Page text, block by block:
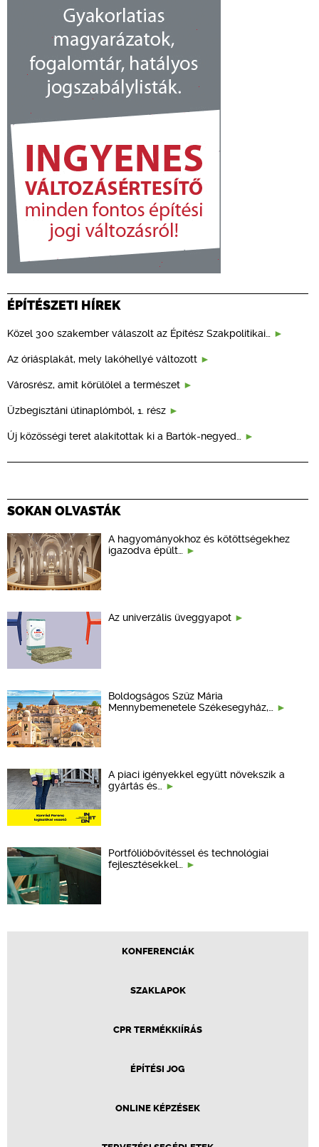
ÉPÍTÉSZETI HÍREK
Közel 300 szakember válaszolt az Építész Szakpolitikai…
Az óriásplakát, mely lakóhellyé változott
Városrész, amit körülölel a természet
Üzbegisztáni útinaplómból, 1. rész
Új közösségi teret alakítottak ki a Bartók-negyed…
SOKAN OLVASTÁK
A hagyományokhoz és kötöttségekhez
igazodva épült…
Az univerzális üveggyapot
Boldogságos Szűz Mária
Mennybemenetele Székesegyház,…
A piaci igényekkel együtt növekszik a
gyártás és…
Portfólióbővítéssel és technológiai
fejlesztésekkel…
KONFERENCIÁK
SZAKLAPOK
CPR TERMÉKKIÍRÁS
ÉPÍTÉSI JOG
ONLINE KÉPZÉSEK